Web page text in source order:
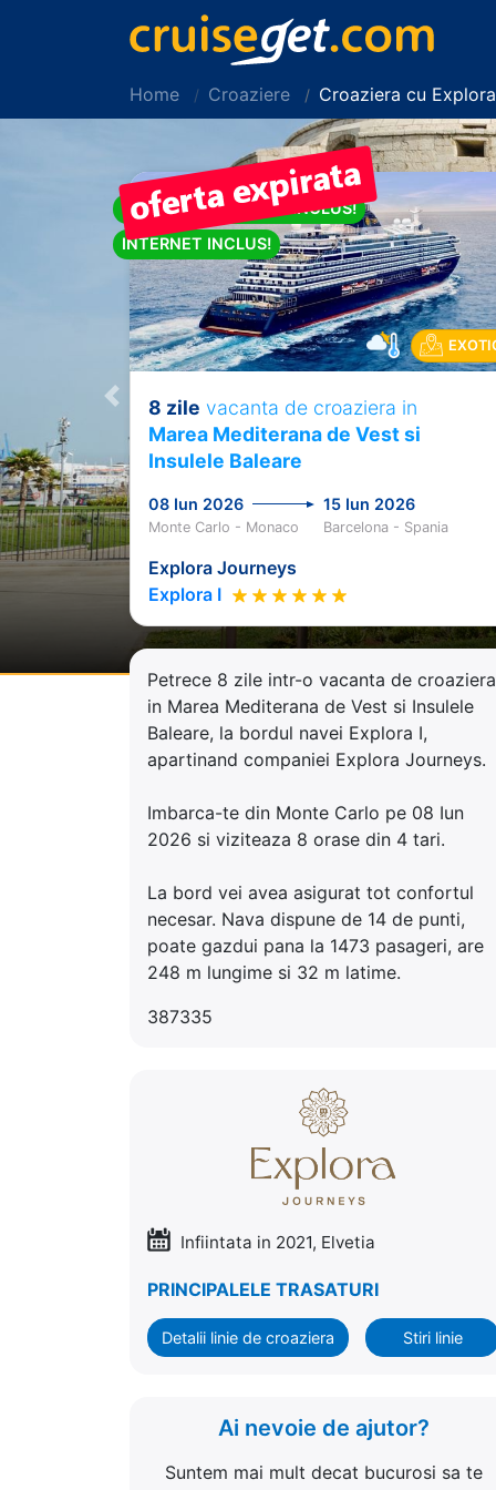
Home Croaziere Croaziera cu
Previous
PACHET DE BAUTURI INCLUS!
INTERNET INCLUS!
8 zile vacanta de croaziera in
Marea Mediterana de Vest si
Insulele Baleare
08 Iun 2026 15 Iun 2026
Monte Carlo - Monaco Barcelona - Spania
Explora Journeys
Explora I
Petrece 8 zile intr-o vacanta de croaziera
in Marea Mediterana de Vest si Insulele
Baleare, la bordul navei Explora I,
apartinand companiei Explora Journeys.
Imbarca-te din Monte Carlo pe 08 Iun
2026 si viziteaza 8 orase din 4 tari.
La bord vei avea asigurat tot confortul
necesar. Nava dispune de 14 de punti,
poate gazdui pana la 1473 pasageri, are
248 m lungime si 32 m latime.
387335
Infiintata in 2021, Elvetia
PRINCIPALELE TRASATURI
Detalii linie de croaziera Stiri linie
Ai nevoie de ajutor?
Suntem mai mult decat bucurosi sa te